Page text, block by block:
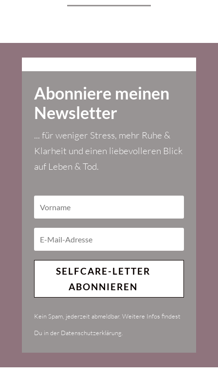
Abonniere meinen
Newsletter
... für weniger Stress, mehr Ruhe &
Klarheit und einen liebevolleren Blick
auf Leben & Tod.
SELFCARE-LETTER
ABONNIEREN
Kein Spam, jederzeit abmeldbar. Weitere Infos findest
Du in der Datenschutzerklärung.